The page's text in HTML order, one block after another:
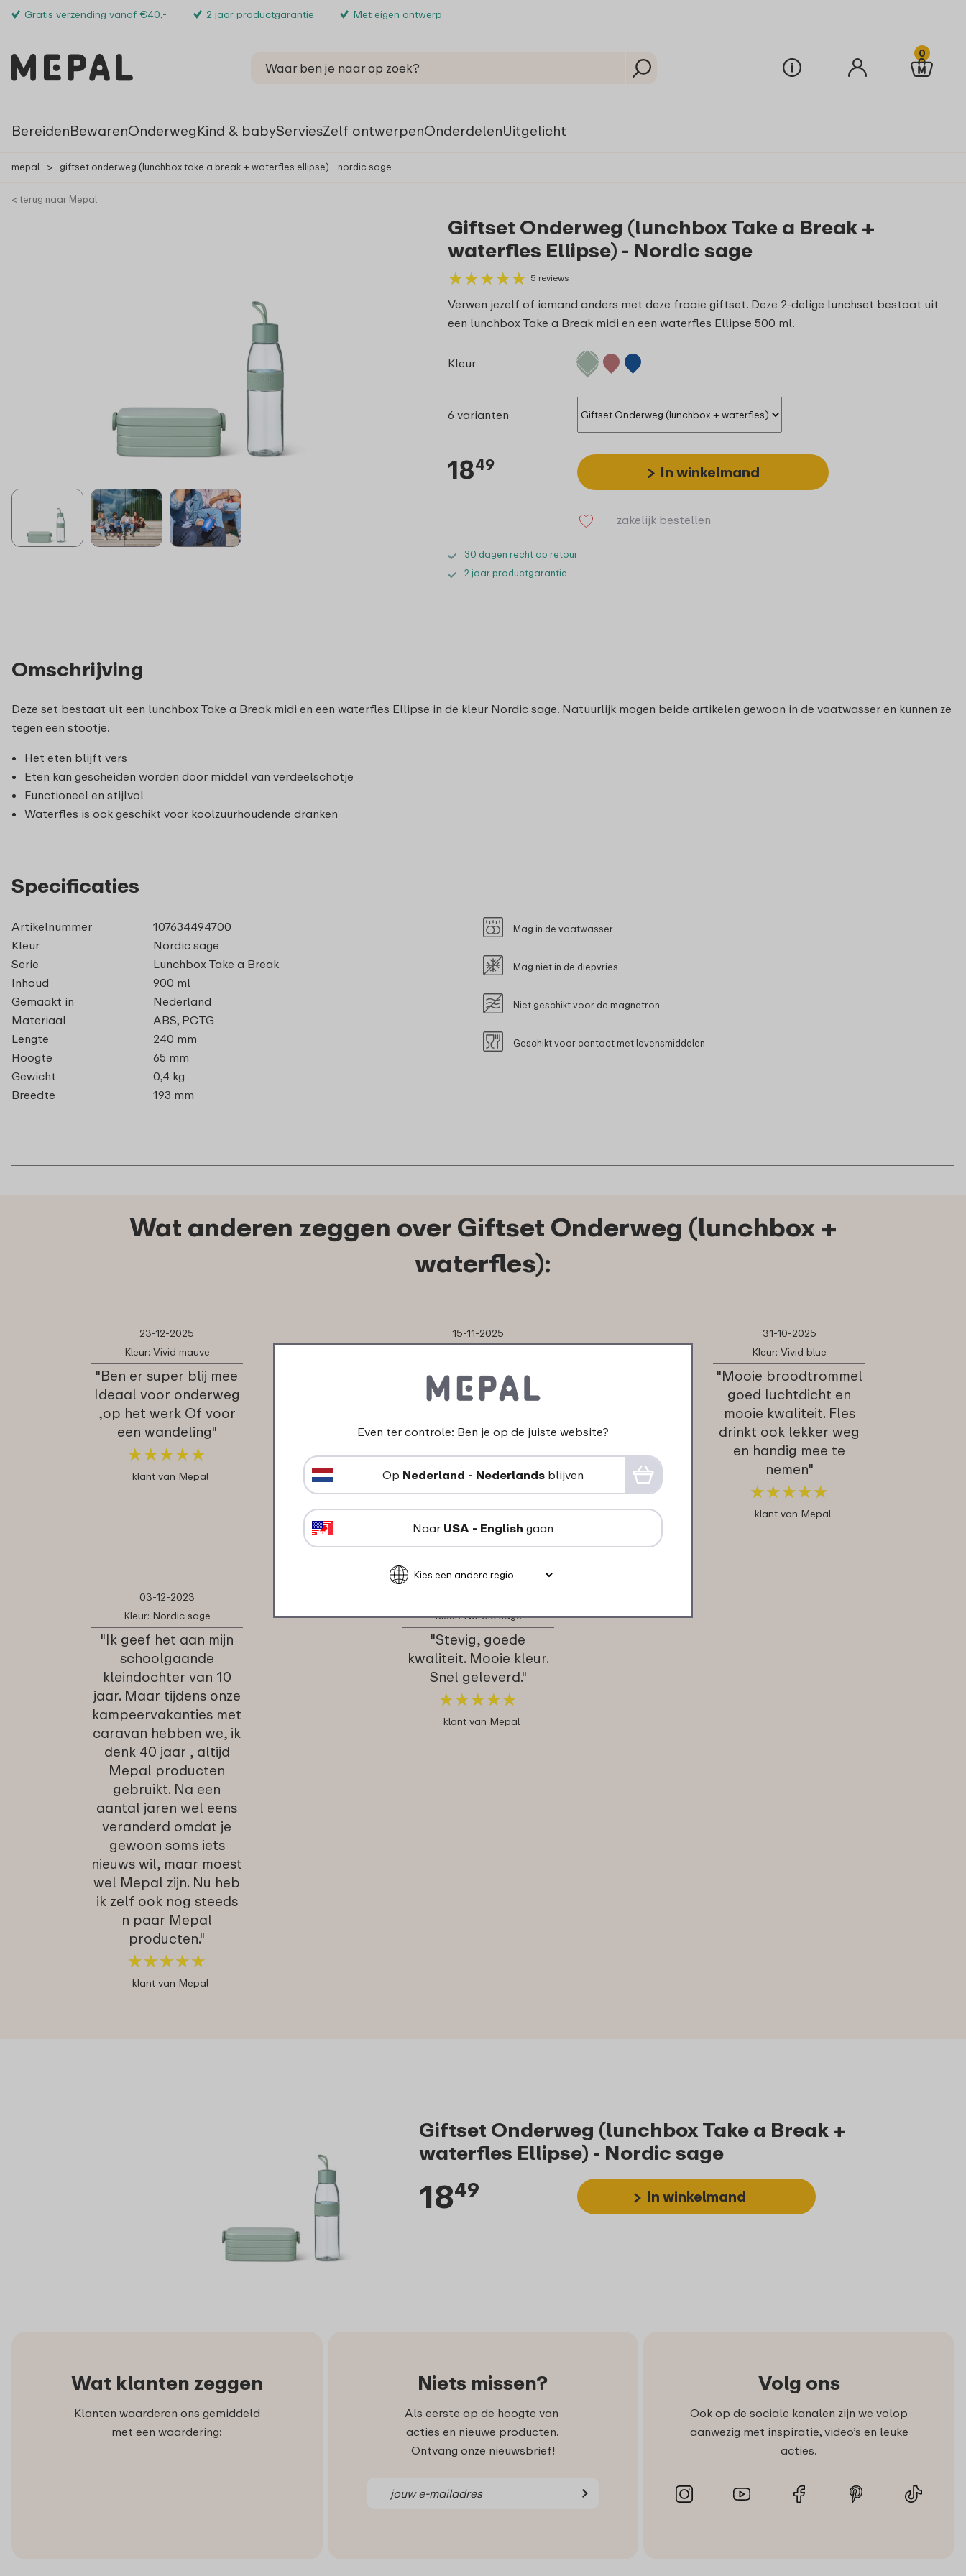
Gratis verzending vanaf €40,- 2 jaar productgarantie Met eigen ontwerp
0
BereidenBewarenOnderwegKind & babyServiesZelf ontwerpenOnderdelenUitgelicht
mepal > giftset onderweg (lunchbox take a break + waterfles ellipse) - nordic sage
< terug naar Mepal
Giftset Onderweg (lunchbox Take a Break +
waterfles Ellipse) - Nordic sage
★★★★★
★★★★★ 5 reviews
Verwen jezelf of iemand anders met deze fraaie giftset. Deze 2-delige lunchset bestaat uit
een lunchbox Take a Break midi en een waterfles Ellipse 500 ml.
Kleur
6 varianten
1849 In winkelmand
zakelijk bestellen
30 dagen recht op retour
2 jaar productgarantie
Omschrijving
Deze set bestaat uit een lunchbox Take a Break midi en een waterfles Ellipse in de kleur Nordic sage. Natuurlijk mogen beide artikelen gewoon in de vaatwasser en kunnen ze
tegen een stootje.
Het eten blijft vers
Eten kan gescheiden worden door middel van verdeelschotje
Functioneel en stijlvol
Waterfles is ook geschikt voor koolzuurhoudende dranken
Specificaties
Artikelnummer
107634494700
Kleur
Nordic sage
Serie
Lunchbox Take a Break
Inhoud
900 ml
Gemaakt in
Nederland
Materiaal
ABS, PCTG
Lengte
240 mm
Hoogte
65 mm
Gewicht
0,4 kg
Breedte
193 mm
Mag in de vaatwasser
Mag niet in de diepvries
Niet geschikt voor de magnetron
Geschikt voor contact met levensmiddelen
Wat anderen zeggen over Giftset Onderweg (lunchbox +
waterfles):
23-12-2025
Kleur: Vivid mauve
"Ben er super blij mee
Ideaal voor onderweg
,op het werk Of voor
een wandeling"
★★★★★
★★★★★
klant van Mepal
15-11-2025
"Het nieuwe product is
perfect. Ik gebruik het
naar mijn werk."
★★★★★
★★★★★
klant van Mepal
31-10-2025
Kleur: Vivid blue
"Mooie broodtrommel
goed luchtdicht en
mooie kwaliteit. Fles
drinkt ook lekker weg
en handig mee te
nemen"
★★★★★
★★★★★
klant van Mepal
03-12-2023
Kleur: Nordic sage
"Ik geef het aan mijn
schoolgaande
kleindochter van 10
jaar. Maar tijdens onze
kampeervakanties met
caravan hebben we, ik
denk 40 jaar , altijd
Mepal producten
gebruikt. Na een
aantal jaren wel eens
veranderd omdat je
gewoon soms iets
nieuws wil, maar moest
wel Mepal zijn. Nu heb
ik zelf ook nog steeds
n paar Mepal
producten."
★★★★★
★★★★★
klant van Mepal
Kleur: Nordic sage
"Stevig, goede
kwaliteit. Mooie kleur.
Snel geleverd."
★★★★★
★★★★★
klant van Mepal
Giftset Onderweg (lunchbox Take a Break +
waterfles Ellipse) - Nordic sage
1849 In winkelmand
Wat klanten zeggen
Klanten waarderen ons gemiddeld
met een waardering:
Niets missen?
Als eerste op de hoogte van
acties en nieuwe producten.
Ontvang onze nieuwsbrief!
Volg ons
Ook op de sociale kanalen zijn we volop
aanwezig met inspiratie, video’s en leuke
acties.
Even ter controle: Ben je op de juiste website?
Op Nederland - Nederlands blijven
Naar USA - English gaan